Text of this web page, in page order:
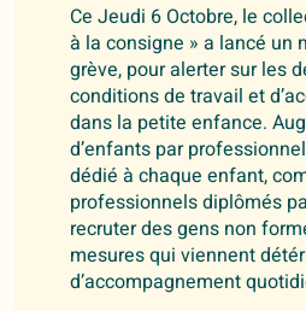
Ce Jeudi 6 Octobre, le
à la consigne » a lancé un
grève, pour alerter sur les
conditions de travail et
dans la petite enfance.
d’enfants par
dédié à chaque enfant,
professionnels diplômés
recruter des gens non
mesures qui viennent
d’accompagnement